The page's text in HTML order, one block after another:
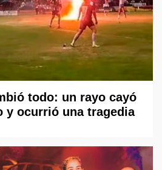
todo: un rayo cayó
y ocurrió una tragedia